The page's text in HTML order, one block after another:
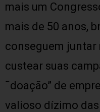
mais um
mais de 50 anos,
conseguem juntar
custear suas
˜doação” de
valioso dízimo